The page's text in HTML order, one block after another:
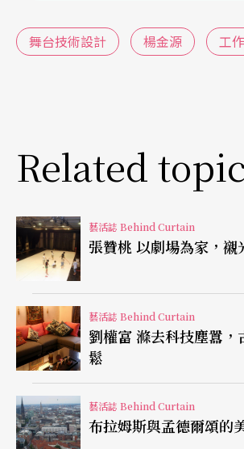
你相信它，甚至會為這件事而感動
到很棒的方法，是以前學校老師沒
魯為楊金源奠定技術劇場的基礎，
究所畢業的他，也曾經歷不確定人
噩。
回想轉行緣起，他從第一版《暗戀
「一九八六年，我拿了高中朋友的
完覺得，好奇怪耶，你看得到
（翼幕），甚至看得到燈的下緣。
會覺得……咦？上面有東西喔，可能
子……有個東西在，你也幾乎看到那
舞台技術設計 楊金源 工
Related
藝活誌 Behind Curtain
張贊桃 以劇場為家
藝活誌 Behind Curtain
劉權富 滌去科技塵囂，古風家宅好放
鬆
藝活誌 Behind Curtain
布拉姆斯與孟德爾頌的